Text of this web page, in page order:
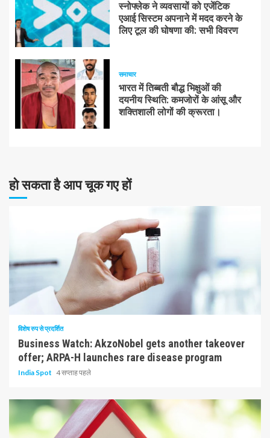
स्नोफ्लेक ने व्यवसायों को एजेंटिक
एआई सिस्टम अपनाने में मदद करने के
लिए टूल की घोषणा की: सभी विवरण
समाचार
भारत में तिब्बती बौद्ध भिक्षुओं की
दयनीय स्थिति: कमजोरों के आंसू और
शक्तिशाली लोगों की क्रूरता।
हो सकता है आप चूक गए हों
10 न्यूनतम पढ़ा
विशेष रुप से प्रदर्शित
Business Watch: AkzoNobel gets another takeover
offer; ARPA-H launches rare disease program
India Spot 4 सप्ताह पहले